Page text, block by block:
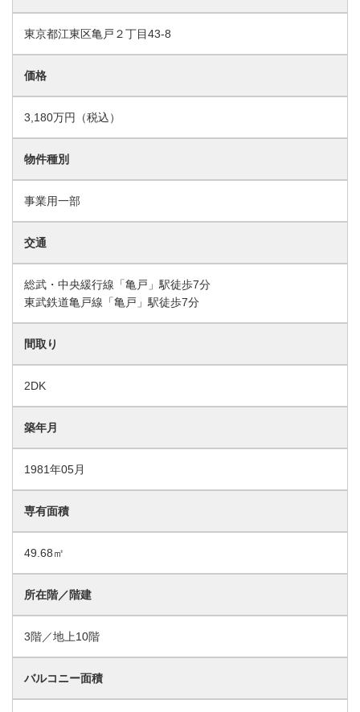
東京都江東区亀戸２丁目43-8
価格
3,180万円（税込）
物件種別
事業用一部
交通
総武・中央緩行線「亀戸」駅徒歩7分
東武鉄道亀戸線「亀戸」駅徒歩7分
間取り
2DK
築年月
1981年05月
専有面積
49.68㎡
所在階／階建
3階／地上10階
バルコニー面積